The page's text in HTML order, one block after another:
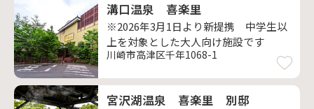
溝口温泉 喜楽里
※2026年3月1日より新提携 中学生以
上を対象とした大人向け施設です
川崎市高津区千年1068-1
宮沢湖温泉 喜楽里 別邸